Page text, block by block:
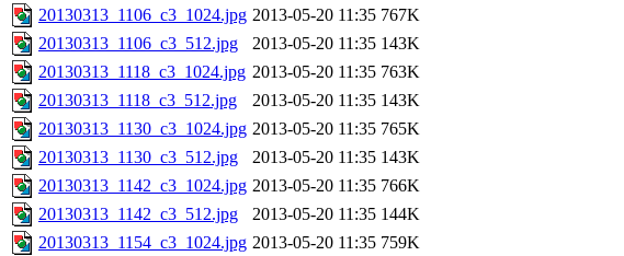
20130313_1106_c3_1024.jpg 2013-05-20 11:35 767K
20130313_1106_c3_512.jpg
2013-05-20 11:35 143K
20130313_1118_c3_1024.jpg 2013-05-20 11:35 763K
20130313_1118_c3_512.jpg
2013-05-20 11:35 143K
20130313_1130_c3_1024.jpg 2013-05-20 11:35 765K
20130313_1130_c3_512.jpg
2013-05-20 11:35 143K
20130313_1142_c3_1024.jpg 2013-05-20 11:35 766K
20130313_1142_c3_512.jpg
2013-05-20 11:35 144K
20130313_1154_c3_1024.jpg 2013-05-20 11:35 759K